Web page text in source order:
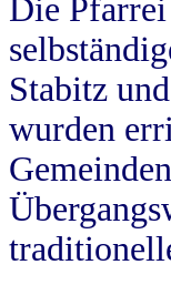
Die
Stabitz
wurden